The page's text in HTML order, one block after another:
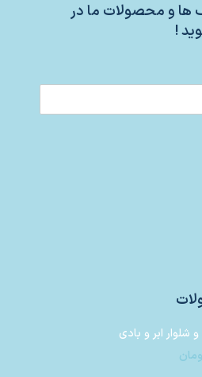
ها و محصولات ما در
!
ابر و بادی